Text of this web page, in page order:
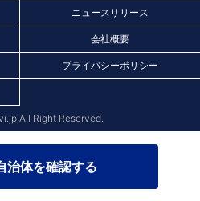
治体を確認する
ニュースリリース
会社概要
プライバシーポリシー
Right Reserved.